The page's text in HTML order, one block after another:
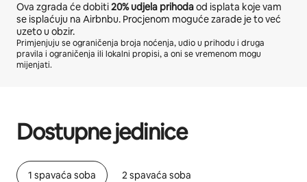
Ova zgrada će dobiti20%udjela prihodaod isplata koje vam
se isplaćuju na Airbnbu. Procjenom moguće zarade je to već
uzeto u obzir.
Primjenjuju se ograničenja broja noćenja, udio u prihodu i druga
pravila i ograničenja ili lokalni propisi, a oni se vremenom mogu
mijenjati.
Dostupne jedinice
1 spavaća soba 2 spavaća soba